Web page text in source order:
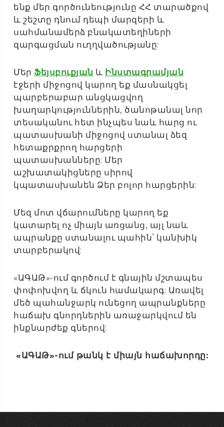
ենք մեր գործունեությունը ՀՀ տարածքով
և շեշտը դնում դեպի մարզերի և
սահմանամերձ բնակատեղիների
զարգացման ուղղվածությանը:
Մեր Ֆեյսբուքյան և Ինստագրամյան
էջերի միջոցով կարող եք մասնակցել
պարբերաբար անցկացվող
խաղարկություններին, ծանոթանալ նոր
տեսականու հետ ինչպես նաև հարց ու
պատասխանի միջոցով ստանալ ձեզ
հետաքրքրող հարցերի
պատասխանները: Մեր
աշխատակիցները սիրով
կպատասխանեն Ձեր բոլոր հարցերին:
Մեզ մոտ վճարումները կարող եք
կատարել ոչ միայն առցանց, այլ նաև
ապրանքը ստանալու պահին՝ կանխիկ
տարբերակով:
«ԱԳԱԹ»-ում գործում է գնային մշտապես
փոփոխվող և ճկուն համակարգ: Առավել
մեծ պահանջարկ ունեցող ապրանքները
հաճախ գնորդներին առաջարկվում են
ինքնարժեք գներով:
«ԱԳԱԹ»-ում թանկ է միայն հաճախորդը: